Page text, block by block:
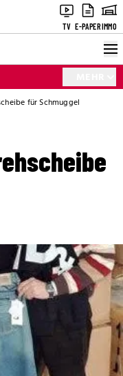
TV E-PAPERIMMO
für Schmuggel